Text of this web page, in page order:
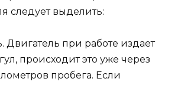
следует выделить:
Двигатель при работе издает
происходит это уже через
пробега. Если